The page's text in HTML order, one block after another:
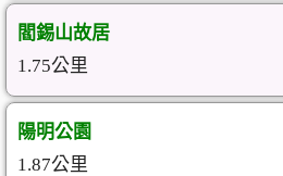
閻錫山故居
1.75公里
陽明公園
1.87公里